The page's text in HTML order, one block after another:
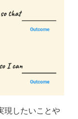
現したいことや